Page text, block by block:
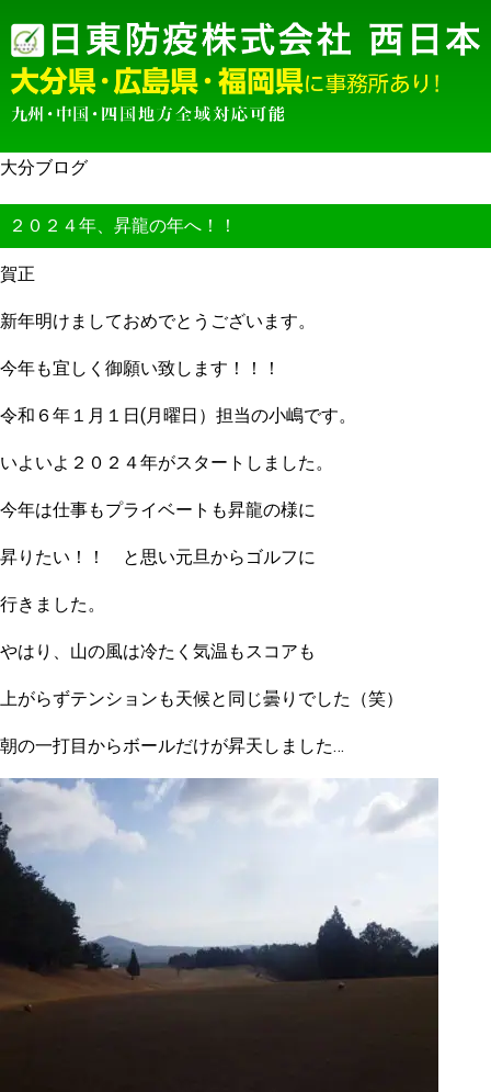
大分ブログ
２０２４年、昇龍の年へ！！
賀正
新年明けましておめでとうございます。
今年も宜しく御願い致します！！！
令和６年１月１日(月曜日）担当の小嶋です。
いよいよ２０２４年がスタートしました。
今年は仕事もプライベートも昇龍の様に
昇りたい！！ と思い元旦からゴルフに
行きました。
やはり、山の風は冷たく気温もスコアも
上がらずテンションも天候と同じ曇りでした（笑）
朝の一打目からボールだけが昇天しました…